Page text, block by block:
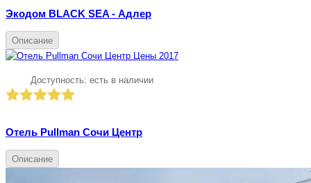
Экодом BLACK SEA - Адлер
Описание
Доступность: есть в наличии
Отель Pullman Сочи Центр
Описание